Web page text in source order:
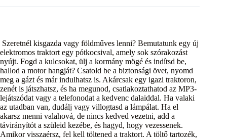
Szeretnél kisgazda vagy földműves lenni? Bemutatunk egy új
elektromos traktort egy pótkocsival, amely sok szórakozást
nyújt. Fogd a kulcsokat, ülj a kormány mögé és indítsd be,
hallod a motor hangját? Csatold be a biztonsági övet, nyomd
meg a gázt és már indulhatsz is. Akárcsak egy igazi traktoron,
zenét is játszhatsz, és ha megunod, csatlakoztathatod az MP3-
lejátszódat vagy a telefonodat a kedvenc dalaiddal. Ha valaki
az utadban van, dudálj vagy villogtasd a lámpálat. Ha el
akarsz menni valahová, de nincs kedved vezetni, add a
távirányítót a szüleid kezébe, és hagyd, hogy vezessenek.
Amikor visszaérsz, fel kell töltened a traktort. A töltő tartozék,